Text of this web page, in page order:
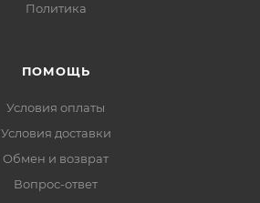
Политика
ПОМОЩЬ
Условия оплаты
Условия доставки
Обмен и возврат
Вопрос-ответ